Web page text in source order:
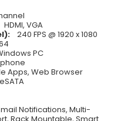
HDMI, VGA
240 FPS @ 1920 x 1080
PC
Apps, Web Browser
Notifications, Multi-
Rack Mountable, Smart